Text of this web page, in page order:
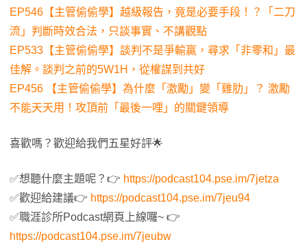
EP546【主管偷偷學】越級報告，竟是必要手段！？「二刀
流」判斷時效合法，只談事實、不講觀點
EP533【主管偷偷學】談判不是爭輸贏，尋求「非零和」最
佳解。談判之前的5W1H，從權謀到共好
EP456 【主管偷偷學】為什麼「激勵」變「雞肋」？ 激勵
不能天天用！攻頂前「最後一哩」的關鍵領導
喜歡嗎？歡迎給我們五星好評🌟
✅想聽什麼主題呢？👉 https://podcast104.pse.im/7jetza
✅歡迎給建議👉 https://podcast104.pse.im/7jeu94
✅職涯診所Podcast網頁上線囉~ 👉
https://podcast104.pse.im/7jeubw